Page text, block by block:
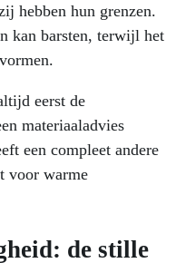
hebben hun grenzen.
kan barsten, terwijl het
eerst de
materiaaladvies
een compleet andere
voor warme
de stille